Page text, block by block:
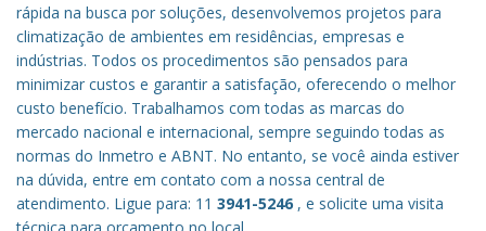
rápida na busca por soluções, desenvolvemos projetos para
climatização de ambientes em residências, empresas e
indústrias. Todos os procedimentos são pensados para
minimizar custos e garantir a satisfação, oferecendo o melhor
custo benefício. Trabalhamos com todas as marcas do
mercado nacional e internacional, sempre seguindo todas as
normas do Inmetro e ABNT. No entanto, se você ainda estiver
na dúvida, entre em contato com a nossa central de
atendimento. Ligue para: 11 3941-5246 , e solicite uma visita